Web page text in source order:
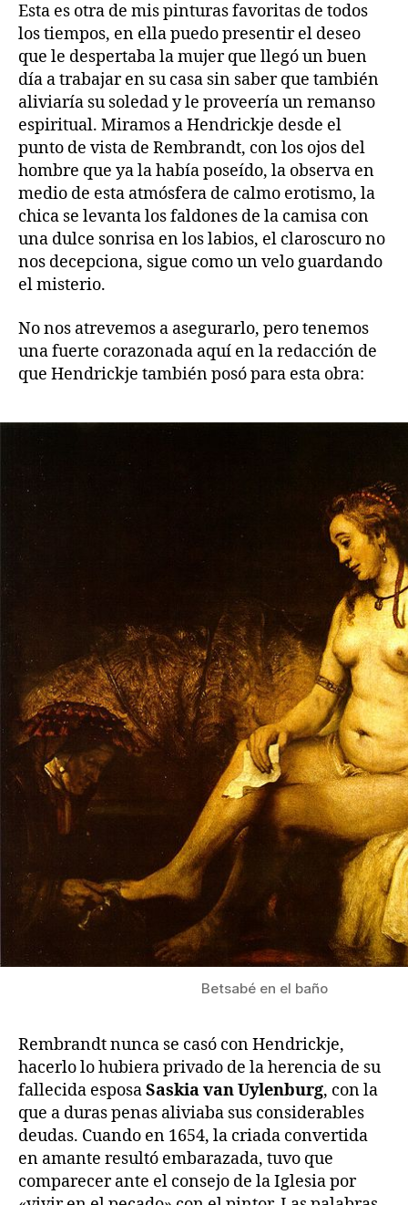
Esta es otra de mis pinturas favoritas de todos
los tiempos, en ella puedo presentir el deseo
que le despertaba la mujer que llegó un buen
día a trabajar en su casa sin saber que también
aliviaría su soledad y le proveería un remanso
espiritual. Miramos a Hendrickje desde el
punto de vista de Rembrandt, con los ojos del
hombre que ya la había poseído, la observa en
medio de esta atmósfera de calmo erotismo, la
chica se levanta los faldones de la camisa con
una dulce sonrisa en los labios, el claroscuro no
nos decepciona, sigue como un velo guardando
el misterio.
No nos atrevemos a asegurarlo, pero tenemos
una fuerte corazonada aquí en la redacción de
que Hendrickje también posó para esta obra:
Betsabé en el baño
Rembrandt nunca se casó con Hendrickje,
hacerlo lo hubiera privado de la herencia de su
fallecida esposaSaskia van Uylenburg, con la
que a duras penas aliviaba sus considerables
deudas. Cuando en 1654, la criada convertida
en amante resultó embarazada, tuvo que
comparecer ante el consejo de la Iglesia por